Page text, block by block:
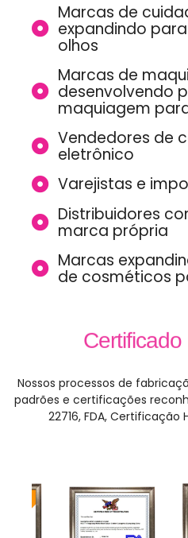
Marcas de
expandindo
olhos
Marcas de
desenvolvendo
maquiagem
Vendedores de
eletrônico
Varejistas e
Distribuidores
marca própria
Marcas
de cosméticos
Nossos processos de
padrões e certificações
22716, FDA, Certificação